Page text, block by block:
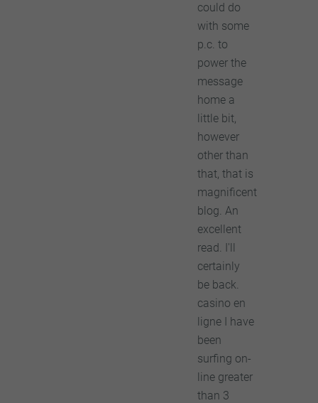
could do
with some
p.c. to
power the
message
home a
little bit,
however
other than
that, that is
magnificent
blog. An
excellent
read. I'll
certainly
be back.
casino en
ligne I have
been
surfing on-
line greater
than 3